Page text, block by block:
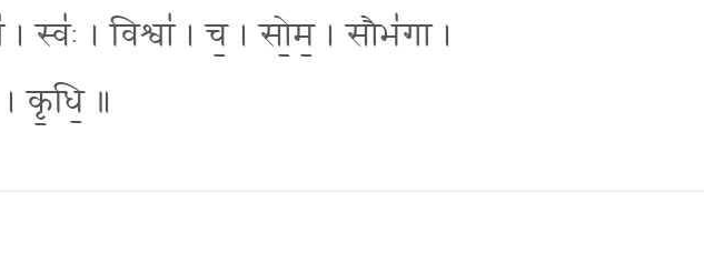
स्वः॑ । विश्वा॑ । च॒ । सो॒म॒ । सौभ॑गा ।
कृ॒धि॒ ॥